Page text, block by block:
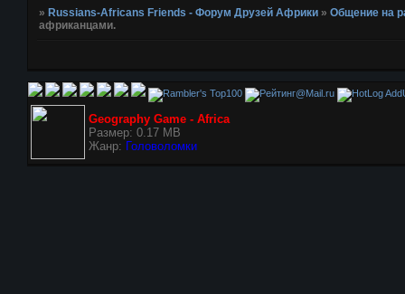
» Russians-Africans Friends - Форум Друзей Африки »Общение на
африканцами.
Geography Game - Africa
Размер: 0.17 MB
Жанр: Головоломки